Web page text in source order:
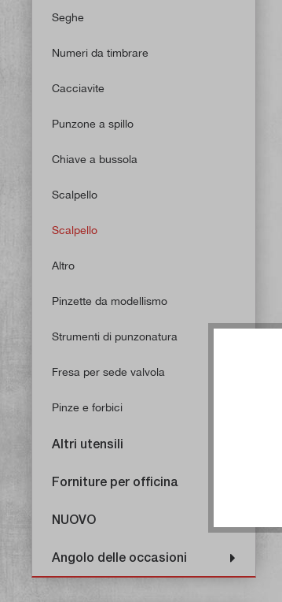
Seghe
Numeri da timbrare
Cacciavite
Punzone a spillo
Chiave a bussola
Scalpello
Scalpello
Altro
Pinzette da modellismo
Strumenti di punzonatura
Fresa per sede valvola
Pinze e forbici
Altri utensili
Forniture per officina
NUOVO
Angolo delle occasioni